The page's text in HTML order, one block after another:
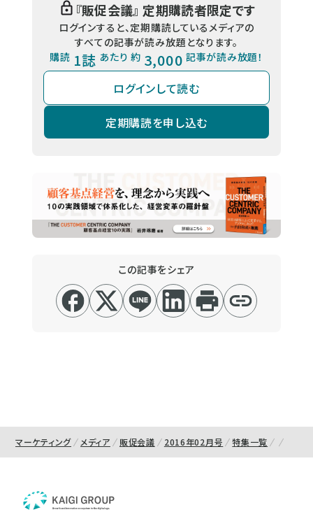
『販促会議』 定期購読者限定です
ログインすると、定期購読しているメディアの
すべての記事が読み放題となります。
購読 1誌 あたり 約 3,000 記事が読み放題！
ログインして読む
定期購読を申し込む
この記事をシェア
マーケティング メディア 販促会議 2016年02月号 特集一覧